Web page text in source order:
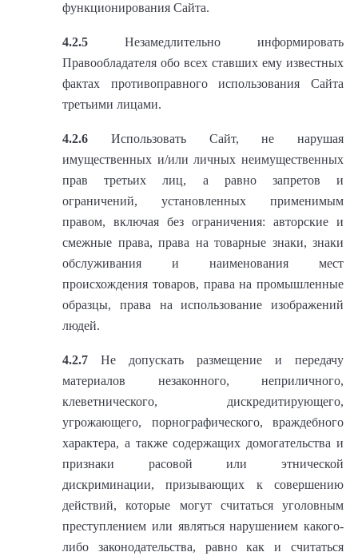
функционирования Сайта.
4.2.5 Незамедлительно информировать
Правообладателя обо всех ставших ему известных
фактах противоправного использования Сайта
третьими лицами.
4.2.6 Использовать Сайт, не нарушая
имущественных и/или личных неимущественных
прав третьих лиц, а равно запретов и
ограничений, установленных применимым
правом, включая без ограничения: авторские и
смежные права, права на товарные знаки, знаки
обслуживания и наименования мест
происхождения товаров, права на промышленные
образцы, права на использование изображений
людей.
4.2.7 Не допускать размещение и передачу
материалов незаконного, неприличного,
клеветнического, дискредитирующего,
угрожающего, порнографического, враждебного
характера, а также содержащих домогательства и
признаки расовой или этнической
дискриминации, призывающих к совершению
действий, которые могут считаться уголовным
преступлением или являться нарушением какого-
либо законодательства, равно как и считаться